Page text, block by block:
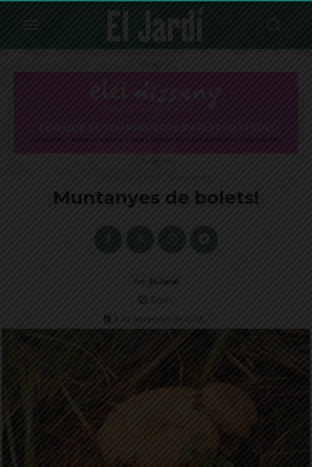
Publicitat
Publicitat
Muntanyes de bolets!
Per El Jardí
3 min.
4 de novembre de 2015